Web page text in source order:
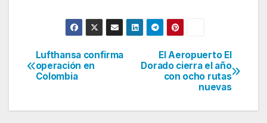
Navegación
de
entradas
El Aeropuerto El
Dorado cierra el año
con ocho rutas
nuevas
Lufthansa confirma
operación en
Colombia